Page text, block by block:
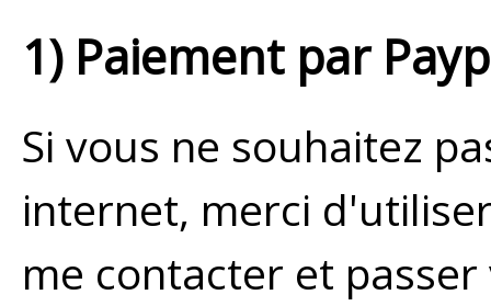
1) Paiement par
Si vous ne souhaitez
internet, merci
me contacter et